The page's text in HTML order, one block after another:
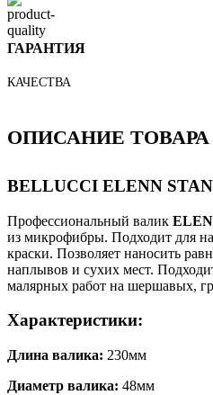
ГАРАНТИЯ
КАЧЕСТВА
ОПИСАНИЕ ТОВАРА
BELLUCCI ELENN
Профессиональный валик
из микрофибры. Подходит для
краски. Позволяет наносить
наплывов и сухих мест.
малярных работ на шершавых,
Характеристики:
Длина валика: 230мм
Диаметр валика: 48мм